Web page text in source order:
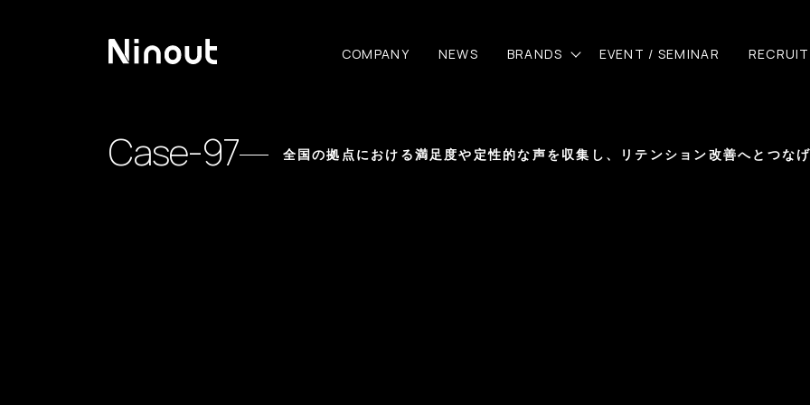
COMPANY NEWS BRANDS EVENT / SEMINAR RECRUIT
Case-97 全国の拠点における満足度や定性的な声を収集し、リテンション改善へとつな